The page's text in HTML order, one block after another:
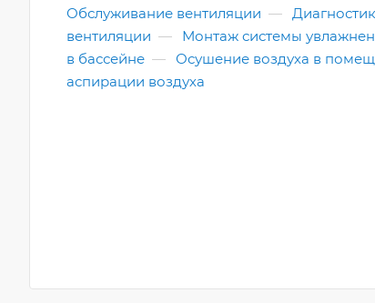
Обслуживание вентиляции —
вентиляции — Монтаж системы
в бассейне — Осушение воздуха в
аспирации воздуха